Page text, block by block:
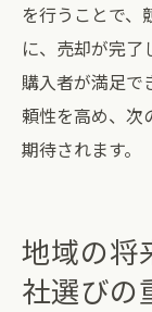
を行うことで、
に、売却が完了
購入者が満足で
頼性を高め、次
期待されます。
地域の将
社選びの